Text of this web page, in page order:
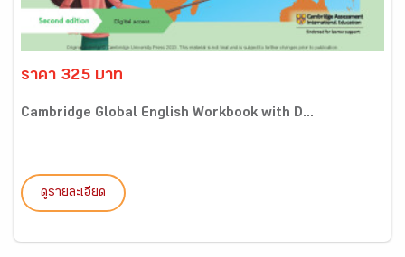
ราคา 325 บาท
Cambridge Global English Workbook with D...
ดูรายละเอียด